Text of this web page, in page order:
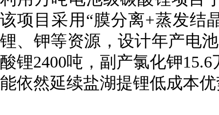
该项目采用“膜分离+蒸发结
锂、钾等资源，设计年产电
酸锂2400吨，副产氯化钾
能依然延续盐湖提锂低成本